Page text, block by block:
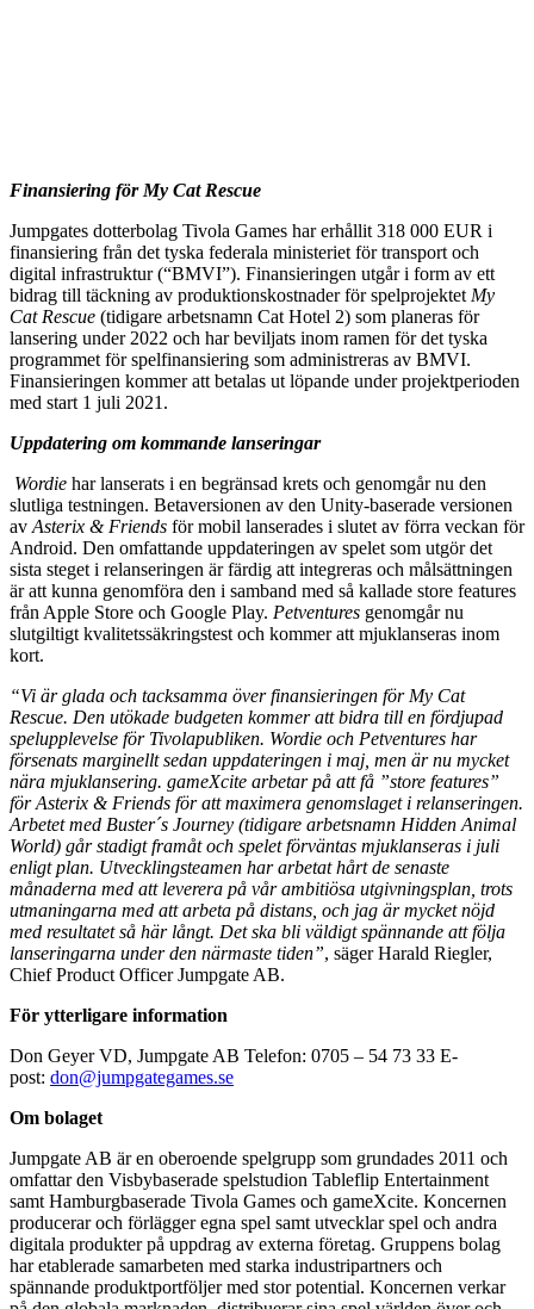
Finansiering för My Cat Rescue
Jumpgates dotterbolag Tivola Games har erhållit 318 000 EUR i
finansiering från det tyska federala ministeriet för transport och
digital infrastruktur (“BMVI”). Finansieringen utgår i form av ett
bidrag till täckning av produktionskostnader för spelprojektet My
Cat Rescue (tidigare arbetsnamn Cat Hotel 2) som planeras för
lansering under 2022 och har beviljats inom ramen för det tyska
programmet för spelfinansiering som administreras av BMVI.
Finansieringen kommer att betalas ut löpande under projektperioden
med start 1 juli 2021.
Uppdatering om kommande lanseringar
Wordie har lanserats i en begränsad krets och genomgår nu den
slutliga testningen. Betaversionen av den Unity-baserade versionen
av Asterix & Friends för mobil lanserades i slutet av förra veckan för
Android. Den omfattande uppdateringen av spelet som utgör det
sista steget i relanseringen är färdig att integreras och målsättningen
är att kunna genomföra den i samband med så kallade store features
från Apple Store och Google Play. Petventures genomgår nu
slutgiltigt kvalitetssäkringstest och kommer att mjuklanseras inom
kort.
“Vi är glada och tacksamma över finansieringen för My Cat
Rescue. Den utökade budgeten kommer att bidra till en fördjupad
spelupplevelse för Tivolapubliken. Wordie och Petventures har
försenats marginellt sedan uppdateringen i maj, men är nu mycket
nära mjuklansering. gameXcite arbetar på att få ”store features”
för Asterix & Friends för att maximera genomslaget i relanseringen.
Arbetet med Buster´s Journey (tidigare arbetsnamn Hidden Animal
World) går stadigt framåt och spelet förväntas mjuklanseras i juli
enligt plan. Utvecklingsteamen har arbetat hårt de senaste
månaderna med att leverera på vår ambitiösa utgivningsplan, trots
utmaningarna med att arbeta på distans, och jag är mycket nöjd
med resultatet så här långt. Det ska bli väldigt spännande att följa
lanseringarna under den närmaste tiden”, säger Harald Riegler,
Chief Product Officer Jumpgate AB.
För ytterligare information
Don Geyer VD, Jumpgate AB Telefon: 0705 – 54 73 33 E-
post: don@jumpgategames.se
Om bolaget
Jumpgate AB är en oberoende spelgrupp som grundades 2011 och
omfattar den Visbybaserade spelstudion Tableflip Entertainment
samt Hamburgbaserade Tivola Games och gameXcite. Koncernen
producerar och förlägger egna spel samt utvecklar spel och andra
digitala produkter på uppdrag av externa företag. Gruppens bolag
har etablerade samarbeten med starka industripartners och
spännande produktportföljer med stor potential. Koncernen verkar